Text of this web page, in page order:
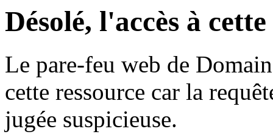
Désolé, l'accès à
Le pare-feu web de
cette ressource car la
jugée suspicieuse.